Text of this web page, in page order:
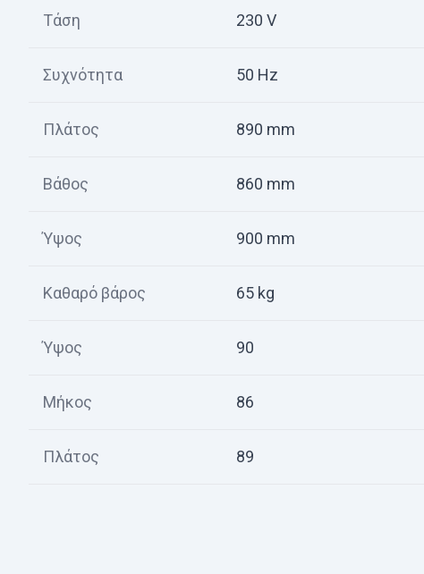
Τάση 230 V
Συχνότητα 50 Hz
Πλάτος 890 mm
Βάθος 860 mm
Ύψος 900 mm
Καθαρό βάρος 65 kg
Ύψος 90
Μήκος 86
Πλάτος 89